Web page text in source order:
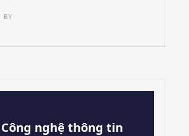
BY
Công nghệ thông tin